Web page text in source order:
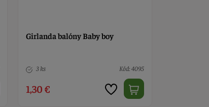
Girlanda balóny Baby boy
3 ks Kód: 4095
1,30 €